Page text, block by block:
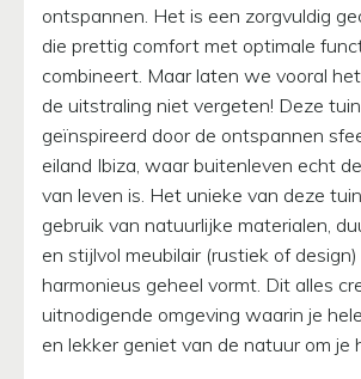
ontspannen. Het is een zorgvuldig
die prettig comfort met optimale
combineert. Maar laten we vooral het
de uitstraling niet vergeten! Deze
geïnspireerd door de ontspannen
eiland Ibiza, waar buitenleven echt
van leven is. Het unieke van deze
gebruik van natuurlijke materialen,
en stijlvol meubilair (rustiek of
harmonieus geheel vormt. Dit alles
uitnodigende omgeving waarin je
en lekker geniet van de natuur om je